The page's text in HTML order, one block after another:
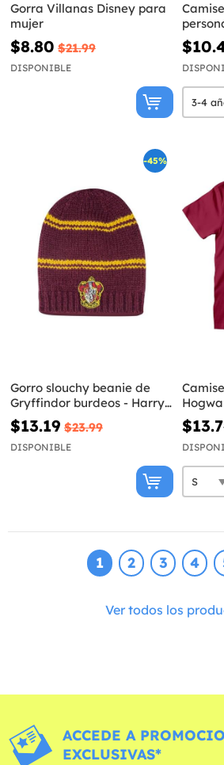
Gorra Villanas Disney para
mujer
$8.80 $21.99
DISPONIBLE
-45%
Gorro slouchy beanie de
Gryffindor burdeos - Harry
Potter
$13.19 $23.99
DISPONIBLE
hombre
1 2 3 4
Ver todos los
ACCEDE A
EXCLUSIVAS*